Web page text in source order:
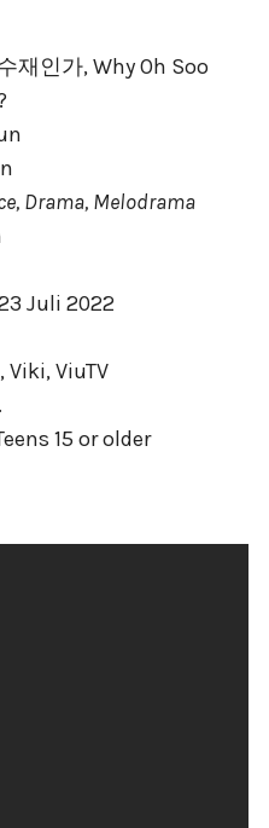
재인가, Why Oh Soo
Drama, Melodrama
Juli 2022
ViuTV
15 or older